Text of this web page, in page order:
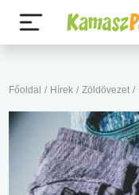
Főoldal / Hírek / Zöldövezet /